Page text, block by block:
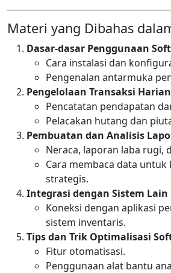
Materi yang Dibahas
Dasar-dasar Penggunaan
Cara instalasi dan
Pengenalan antarmuka
Pengelolaan Transaksi Harian
Pencatatan pendapatan
Pelacakan hutang dan
Pembuatan dan Analisis
Neraca, laporan laba rugi,
Cara membaca data untuk
strategis.
Integrasi dengan Sistem Lain
Koneksi dengan aplikasi
sistem inventaris.
Tips dan Trik Optimalisasi
Fitur otomatisasi.
Penggunaan alat bantu